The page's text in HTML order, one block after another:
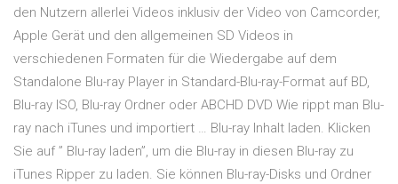
den Nutzern allerlei Videos inklusiv der Video von Camcorder,
Apple Gerät und den allgemeinen SD Videos in
verschiedenen Formaten für die Wiedergabe auf dem
Standalone Blu-ray Player in Standard-Blu-ray-Format auf BD,
Blu-ray ISO, Blu-ray Ordner oder ABCHD DVD Wie rippt man Blu-
ray nach iTunes und importiert … Blu-ray Inhalt laden. Klicken
Sie auf ” Blu-ray laden”, um die Blu-ray in diesen Blu-ray zu
iTunes Ripper zu laden. Sie können Blu-ray-Disks und Ordner